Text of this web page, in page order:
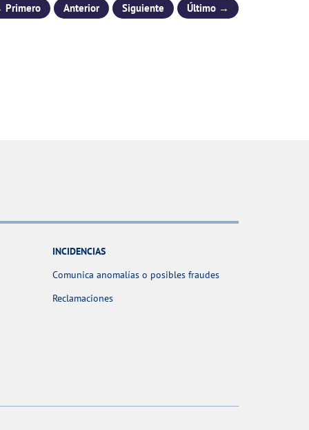
Anterior Siguiente Último →
INCIDENCIAS
Comunica anomalías o posibles fraudes
Reclamaciones